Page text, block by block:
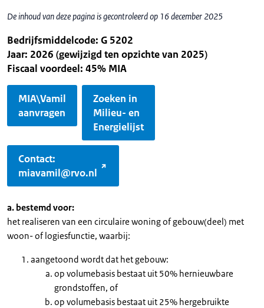
De inhoud van deze pagina is gecontroleerd op 16 december 2025
Bedrijfsmiddelcode: G 5202
Jaar: 2026 (gewijzigd ten opzichte van 2025)
Fiscaal voordeel: 45% MIA
MIA\Vamil
aanvragen
Zoeken in
Milieu- en
Energielijst
Contact:
miavamil@rvo.nl
a. bestemd voor:
het realiseren van een circulaire woning of gebouw(deel) met
woon- of logiesfunctie, waarbij:
aangetoond wordt dat het gebouw:
op volumebasis bestaat uit 50% hernieuwbare
grondstoffen, of
op volumebasis bestaat uit 25% hergebruikte